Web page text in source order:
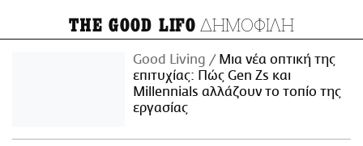
THE GOOD LIFO ΔΗΜΟΦΙΛΗ
Good Living
Μια νέα οπτική της
επιτυχίας: Πώς Gen Zs και
Millennials αλλάζουν το τοπίο της
εργασίας